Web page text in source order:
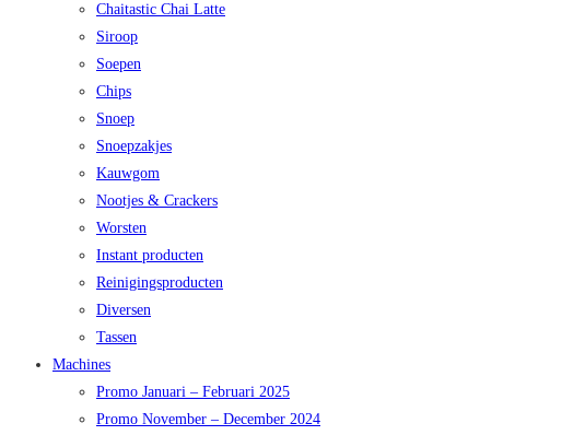
Chaitastic Chai Latte
Siroop
Soepen
Chips
Snoep
Snoepzakjes
Kauwgom
Nootjes & Crackers
Worsten
Instant producten
Reinigingsproducten
Diversen
Tassen
Machines
Promo Januari – Februari 2025
Promo November – December 2024